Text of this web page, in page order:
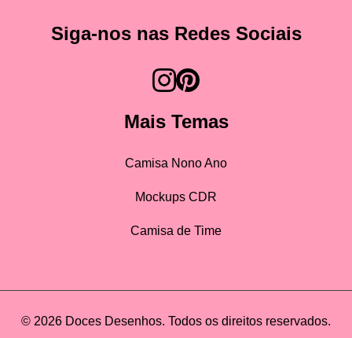
Siga-nos nas Redes Sociais
Mais Temas
Camisa Nono Ano
Mockups CDR
Camisa de Time
© 2026 Doces Desenhos. Todos os direitos reservados.